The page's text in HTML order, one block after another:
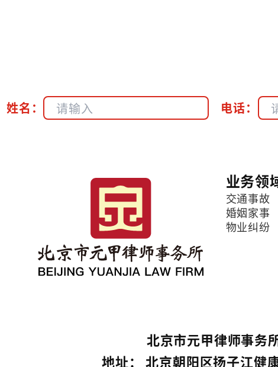
姓名： 电话：
业务领
交通事故
婚姻家事
物业纠纷
北京市元甲律师事务
地址： 北京朝阳区扬子江健